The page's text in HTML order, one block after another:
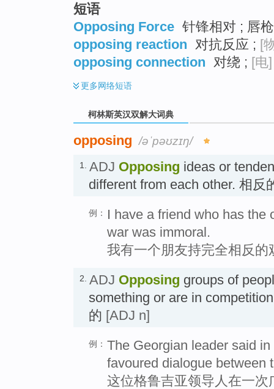
短语
Opposing Force 针锋相对 ; 唇
opposing reaction 对抗反应 ; [
opposing connection 对绕 ; [电]
更多网络短语
柯林斯英汉双解大词典
opposing /əˈpəʊzɪŋ/
1. ADJ Opposing ideas or
different from each other. 相反
例：
I have a friend who has the
war was immoral.
我有一个朋友持完全相反
2. ADJ Opposing groups of
something or are in
的 [ADJ n]
例： The Georgian leader said
favoured dialogue between
这位格鲁吉亚领导人在一